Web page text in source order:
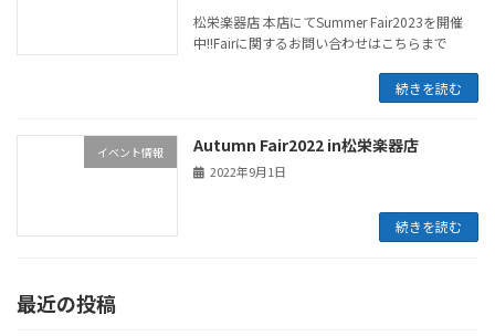
松栄楽器店 本店にてSummer Fair2023を開催
中!!Fairに関するお問い合わせはこちらまで
続きを読む
イベント情報 Autumn Fair2022 in松栄楽器店
2022年9月1日
続きを読む
最近の投稿